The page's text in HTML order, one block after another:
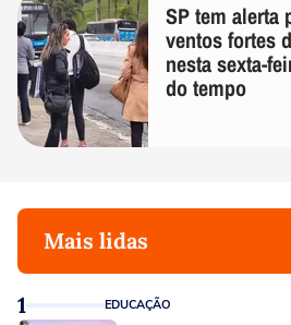
SP tem alerta
ventos fortes
nesta sexta-
do tempo
Mais lidas
1 EDUCAÇÃO